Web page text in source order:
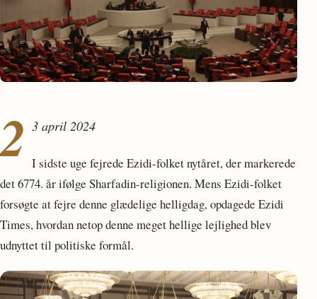
2 3 april 2024
I sidste uge fejrede Ezidi-folket nytåret, der markerede
det 6774. år ifølge Sharfadin-religionen. Mens Ezidi-folket
forsøgte at fejre denne glædelige helligdag, opdagede Ezidi
Times, hvordan netop denne meget hellige lejlighed blev
udnyttet til politiske formål.